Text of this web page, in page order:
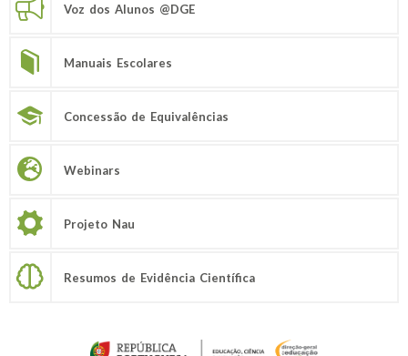
Voz dos Alunos @DGE
Manuais Escolares
Concessão de Equivalências
Webinars
Projeto Nau
Resumos de Evidência Científica